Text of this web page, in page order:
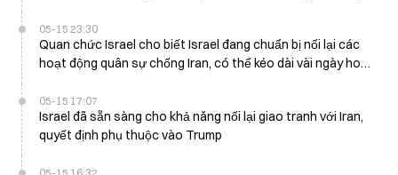
05-15 23:30
Quan chức Israel cho biết Israel đang chuẩn bị nối lại các
hoạt động quân sự chống Iran, có thể kéo dài vài ngày hoặc
05-15 17:07
Israel đã sẵn sàng cho khả năng nối lại giao tranh với Iran,
quyết định phụ thuộc vào Trump